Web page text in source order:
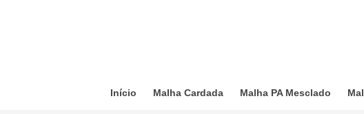
Início Malha Cardada Malha PA Mesclado